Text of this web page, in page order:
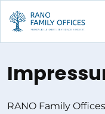
Startseite
Impressum
RANO Family Offices